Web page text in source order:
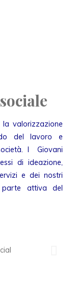
valorizzazione
del lavoro e
I Giovani
di ideazione,
e dei nostri
attiva del